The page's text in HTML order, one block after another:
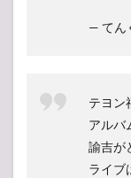
— てん
テヨン
アルバ
諭吉が
ライブ